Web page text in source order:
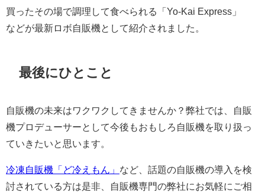
買ったその場で調理して食べられる「Yo-Kai Express」
などが最新ロボ自販機として紹介されました。
最後にひとこと
自販機の未来はワクワクしてきませんか？弊社では、自販
機プロデューサーとして今後もおもしろ自販機を取り扱っ
ていきたいと思います。
冷凍自販機「ど冷えもん」 など、話題の自販機の導入を検
討されている方は是非、自販機専門の弊社にお気軽にご相